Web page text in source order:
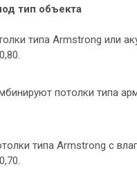
тип объекта
типа Armstrong или
потолки типа
типа Armstrong с